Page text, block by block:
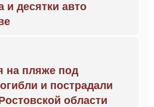
и десятки авто
на пляже под
и пострадали
области